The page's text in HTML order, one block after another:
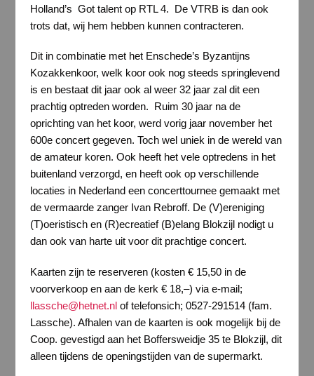
Holland’s Got talent op RTL 4. De VTRB is dan ook
trots dat, wij hem hebben kunnen contracteren.
Dit in combinatie met het Enschede’s Byzantijns
Kozakkenkoor, welk koor ook nog steeds springlevend
is en bestaat dit jaar ook al weer 32 jaar zal dit een
prachtig optreden worden. Ruim 30 jaar na de
oprichting van het koor, werd vorig jaar november het
600e concert gegeven. Toch wel uniek in de wereld van
de amateur koren. Ook heeft het vele optredens in het
buitenland verzorgd, en heeft ook op verschillende
locaties in Nederland een concerttournee gemaakt met
de vermaarde zanger Ivan Rebroff. De (V)ereniging
(T)oeristisch en (R)ecreatief (B)elang Blokzijl nodigt u
dan ook van harte uit voor dit prachtige concert.
Kaarten zijn te reserveren (kosten € 15,50 in de
voorverkoop en aan de kerk € 18,–) via e-mail;
llassche@hetnet.nlof telefonsich; 0527-291514 (fam.
Lassche). Afhalen van de kaarten is ook mogelijk bij de
Coop. gevestigd aan het Boffersweidje 35 te Blokzijl, dit
alleen tijdens de openingstijden van de supermarkt.